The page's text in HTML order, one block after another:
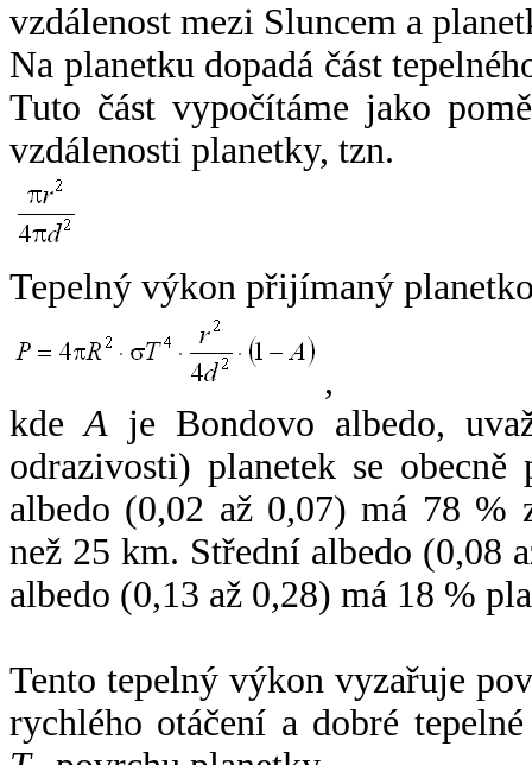
vzdálenost mezi Sluncem a
Na planetku dopadá část
Tuto část vypočítáme jako
vzdálenosti planetky, tzn.
Tepelný výkon přijímaný
,
kdeA je Bondovo albedo,
odrazivosti) planetek se
albedo (0,02 až 0,07) má 78 %
než 25 km. Střední albedo (0,08
albedo (0,13 až 0,28) má 18 %
Tento tepelný výkon vyzařuje
rychlého otáčení a dobré